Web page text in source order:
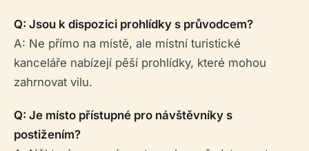
Q: Jsou k dispozici prohlídky s průvodcem?
A: Ne přímo na místě, ale místní turistické
kanceláře nabízejí pěší prohlídky, které mohou
zahrnovat vilu.
Q: Je místo přístupné pro návštěvníky s
postižením?